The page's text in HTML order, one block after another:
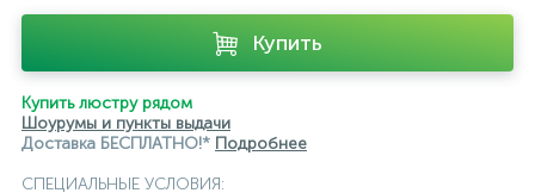
Купить
Купить люстру рядом
Шоурумы и пункты выдачи
Доставка БЕСПЛАТНО!* Подробнее
СПЕЦИАЛЬНЫЕ УСЛОВИЯ: